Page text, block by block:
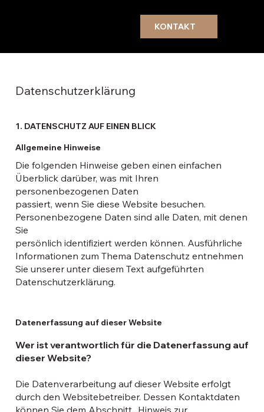
KONTAKT
Datenschutzerklärung
1. DATENSCHUTZ AUF EINEN BLICK
Allgemeine Hinweise
Die folgenden Hinweise geben einen einfachen
Überblick darüber, was mit Ihren
personenbezogenen Daten
passiert, wenn Sie diese Website besuchen.
Personenbezogene Daten sind alle Daten, mit denen
Sie
persönlich identifiziert werden können. Ausführliche
Informationen zum Thema Datenschutz entnehmen
Sie unserer unter diesem Text aufgeführten
Datenschutzerklärung.
Datenerfassung auf dieser Website
Wer ist verantwortlich für die Datenerfassung auf
dieser Website?
Die Datenverarbeitung auf dieser Website erfolgt
durch den Websitebetreiber. Dessen Kontaktdaten